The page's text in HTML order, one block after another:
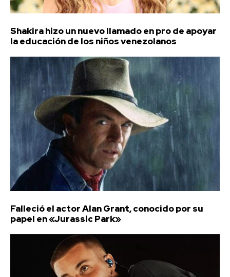
Shakira hizo un nuevo llamado en pro de apoyar
la educación de los niños venezolanos
Falleció el actor Alan Grant, conocido por su
papel en «Jurassic Park»